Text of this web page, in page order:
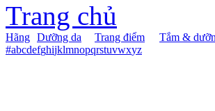
Trang chủ
Hãng Dưỡng da Trang điểm Tắm &
#abcdefghijklmnopqrstuvwxyz